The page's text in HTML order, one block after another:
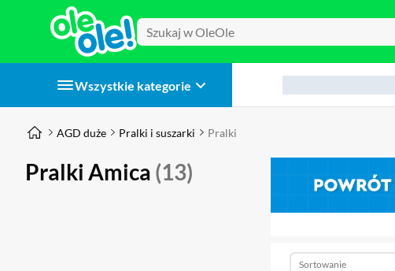
Wszystkie kategorie
AGD duże Pralki i suszarki Pralki
Pralki Amica (13)
Sortowanie